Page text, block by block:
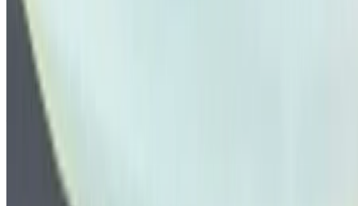
Utilisé DFSK Voiture Voiture prix en Tanger
DFSK GLORY 1.5 l TGDI M8 Deluxe (Noir),
Acheter a DFSK Voiture en Tanger, Maroc. Vous trouverez ci-
dessus des offres en direct pour DFSK Voitures occasion
directement auprès des revendeurs. Vous pouvez contacter
directement l'un d'entre eux en fonction de vos besoins.
Demandez un devis personnalisé pour votre produit préféré